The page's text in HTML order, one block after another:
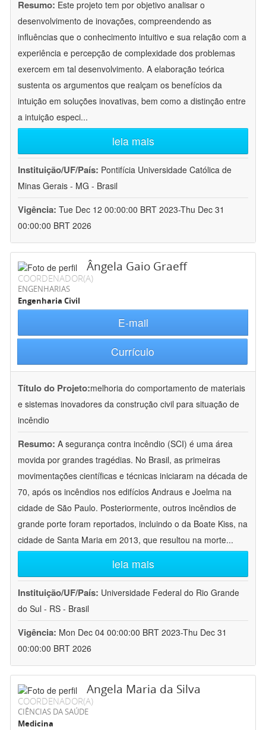
Resumo: Este projeto tem por objetivo analisar o
desenvolvimento de inovações, compreendendo as
influências que o conhecimento intuitivo e sua relação com a
experiência e percepção de complexidade dos problemas
exercem em tal desenvolvimento. A elaboração teórica
sustenta os argumentos que realçam os benefícios da
intuição em soluções inovativas, bem como a distinção entre
a intuição especi...
leia mais
Instituição/UF/País: Pontifícia Universidade Católica de
Minas Gerais - MG - Brasil
Vigência: Tue Dec 12 00:00:00 BRT 2023-Thu Dec 31
00:00:00 BRT 2026
Ângela Gaio Graeff
COORDENADOR(A)
ENGENHARIAS
Engenharia Civil
E-mail
Currículo
Título do Projeto:melhoria do comportamento de materiais
e sistemas inovadores da construção civil para situação de
incêndio
Resumo: A segurança contra incêndio (SCI) é uma área
movida por grandes tragédias. No Brasil, as primeiras
movimentações científicas e técnicas iniciaram na década de
70, após os incêndios nos edifícios Andraus e Joelma na
cidade de São Paulo. Posteriormente, outros incêndios de
grande porte foram reportados, incluindo o da Boate Kiss, na
cidade de Santa Maria em 2013, que resultou na morte...
leia mais
Instituição/UF/País: Universidade Federal do Rio Grande
do Sul - RS - Brasil
Vigência: Mon Dec 04 00:00:00 BRT 2023-Thu Dec 31
00:00:00 BRT 2026
Angela Maria da Silva
COORDENADOR(A)
CIÊNCIAS DA SAÚDE
Medicina